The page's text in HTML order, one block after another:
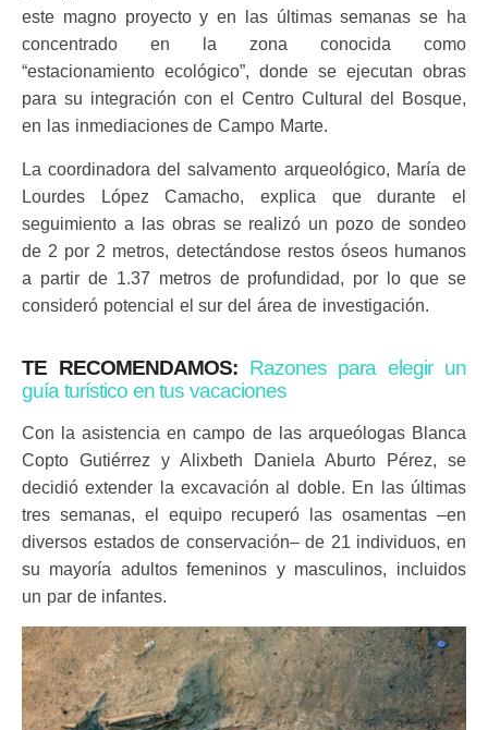
este magno proyecto y en las últimas semanas se ha
concentrado en la zona conocida como
“estacionamiento ecológico”, donde se ejecutan obras
para su integración con el Centro Cultural del Bosque,
en las inmediaciones de Campo Marte.
La coordinadora del salvamento arqueológico, María de
Lourdes López Camacho, explica que durante el
seguimiento a las obras se realizó un pozo de sondeo
de 2 por 2 metros, detectándose restos óseos humanos
a partir de 1.37 metros de profundidad, por lo que se
consideró potencial el sur del área de investigación.
TE RECOMENDAMOS: Razones para elegir un
guía turístico en tus vacaciones
Con la asistencia en campo de las arqueólogas Blanca
Copto Gutiérrez y Alixbeth Daniela Aburto Pérez, se
decidió extender la excavación al doble. En las últimas
tres semanas, el equipo recuperó las osamentas –en
diversos estados de conservación– de 21 individuos, en
su mayoría adultos femeninos y masculinos, incluidos
un par de infantes.